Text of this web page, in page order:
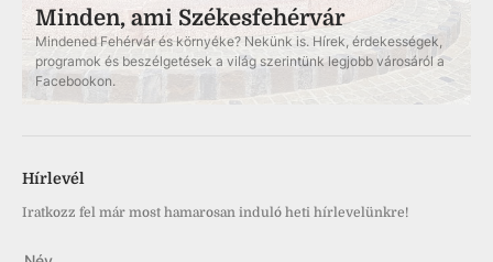
Minden, ami Székesfehérvár
Mindened Fehérvár és környéke? Nekünk is. Hírek, érdekességek,
programok és beszélgetések a világ szerintünk legjobb városáról a
Facebookon.
Hírlevél
Iratkozz fel már most hamarosan induló heti hírlevelünkre!